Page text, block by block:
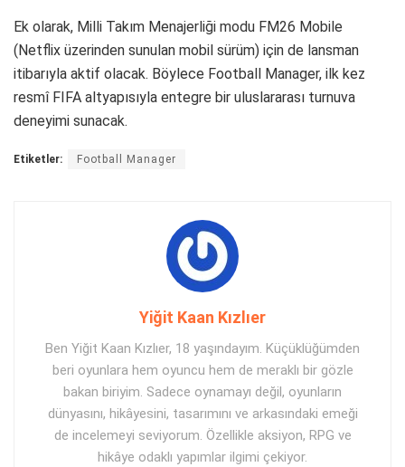
Ek olarak, Milli Takım Menajerliği modu FM26 Mobile
(Netflix üzerinden sunulan mobil sürüm) için de lansman
itibarıyla aktif olacak. Böylece Football Manager, ilk kez
resmî FIFA altyapısıyla entegre bir uluslararası turnuva
deneyimi sunacak.
Etiketler: Football Manager
Yiğit Kaan Kızlıer
Ben Yiğit Kaan Kızlıer, 18 yaşındayım. Küçüklüğümden
beri oyunlara hem oyuncu hem de meraklı bir gözle
bakan biriyim. Sadece oynamayı değil, oyunların
dünyasını, hikâyesini, tasarımını ve arkasındaki emeği
de incelemeyi seviyorum. Özellikle aksiyon, RPG ve
hikâye odaklı yapımlar ilgimi çekiyor.